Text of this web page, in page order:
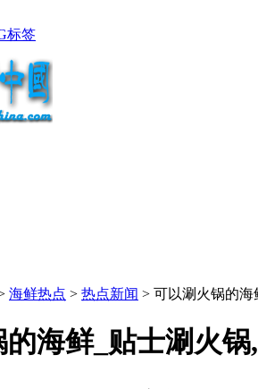
标签
海鲜热点 > 热点新闻 > 可以涮火锅的
海鲜_贴士涮火